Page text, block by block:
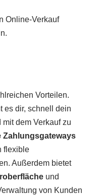
Online-Verkauf
Vorteilen.
es dir, schnell dein
dem Verkauf zu
Zahlungsgateways
flexible
Außerdem bietet
und
von Kunden